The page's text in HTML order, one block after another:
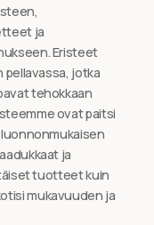
ja
Eristeet
pellavassa, jotka
tehokkaan
ovat paitsi
ja
tuotteet kuin
mukavuuden ja